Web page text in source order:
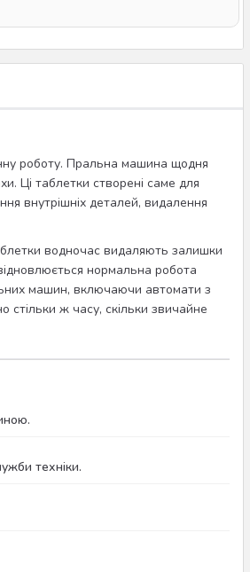
роботу. Пральна машина щодня
Ці таблетки створені саме для
внутрішніх деталей, видалення
водночас видаляють залишки
нормальна робота
машин, включаючи автомати з
ж часу, скільки звичайне
техніки.